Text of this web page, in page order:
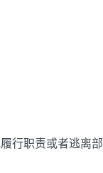
行职责或者逃离部